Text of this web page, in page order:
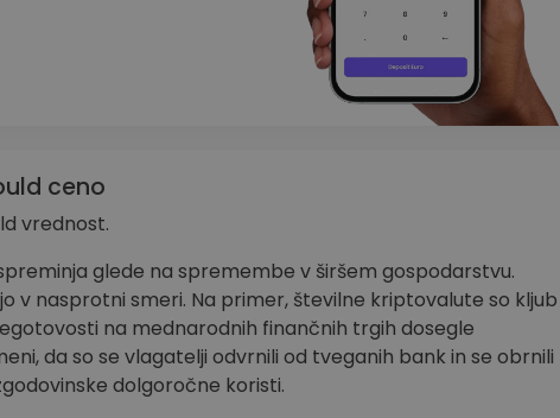
ceno
vrednost.
glede na spremembe v širšem gospodarstvu.
v nasprotni smeri. Na primer, številne kriptovalute so kljub
na mednarodnih finančnih trgih dosegle
da so se vlagatelji odvrnili od tveganih bank in se obrnili
dolgoročne koristi.